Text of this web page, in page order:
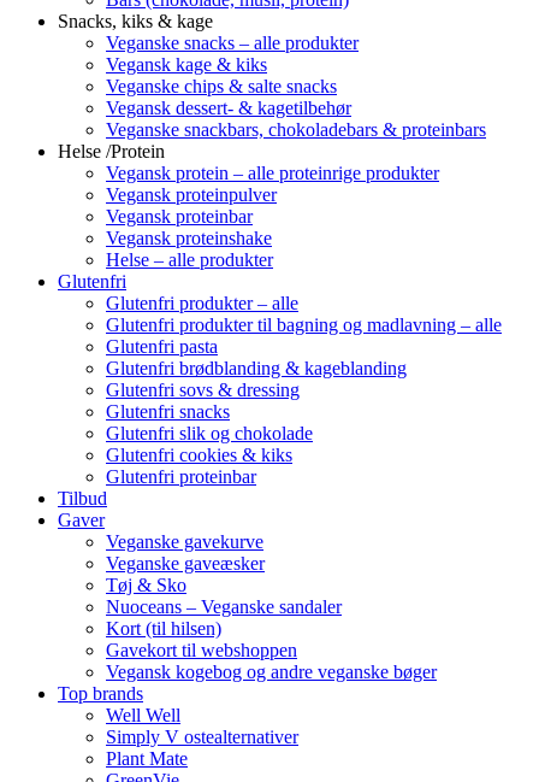
Snacks, kiks & kage
Veganske snacks – alle produkter
Vegansk kage & kiks
Veganske chips & salte snacks
Vegansk dessert- & kagetilbehør
Veganske snackbars, chokoladebars & proteinbars
Helse /Protein
Vegansk protein – alle proteinrige produkter
Vegansk proteinpulver
Vegansk proteinbar
Vegansk proteinshake
Helse – alle produkter
Glutenfri
Glutenfri produkter – alle
Glutenfri produkter til bagning og madlavning – alle
Glutenfri pasta
Glutenfri brødblanding & kageblanding
Glutenfri sovs & dressing
Glutenfri snacks
Glutenfri slik og chokolade
Glutenfri cookies & kiks
Glutenfri proteinbar
Tilbud
Gaver
Veganske gavekurve
Veganske gaveæsker
Tøj & Sko
Nuoceans – Veganske sandaler
Kort (til hilsen)
Gavekort til webshoppen
Vegansk kogebog og andre veganske bøger
Top brands
Well Well
Simply V ostealternativer
Plant Mate